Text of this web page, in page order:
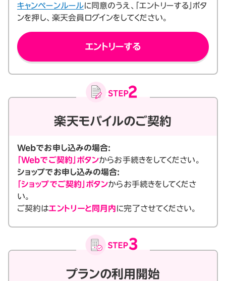
キャンペーンルールに同意のうえ、「エントリーする」ボタ
ンを押し、楽天会員ログインをしてください。
エントリーする
楽天モバイルのご契約
Webでお申し込みの場合:
「Webでご契約」ボタンからお手続きをしてください。
ショップでお申し込みの場合:
「ショップでご契約」ボタンからお手続きをしてくださ
い。
ご契約はエントリーと同月内に完了させてください。
プランの利用開始